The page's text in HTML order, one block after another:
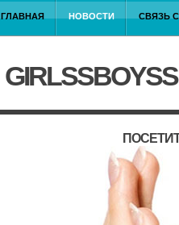
ГЛАВНАЯ НОВОСТИ СВЯЗЬ